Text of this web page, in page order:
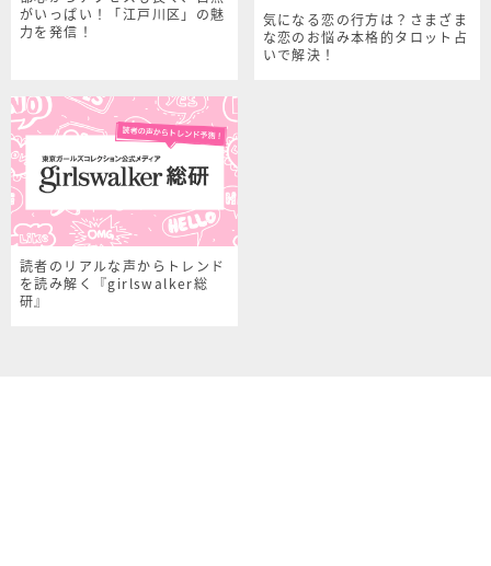
がいっぱい！「江戸川区」の魅
力を発信！
気になる恋の行方は？さまざま
な恋のお悩み本格的タロット占
いで解決！
読者のリアルな声からトレンド
を読み解く『girlswalker総
研』